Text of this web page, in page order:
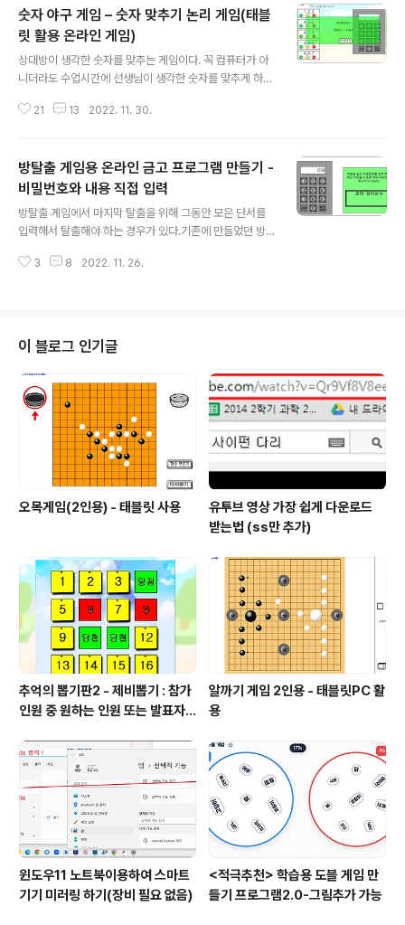
숫자 야구 게임 – 숫자 맞추기 논리 게임(태블
릿 활용 온라인 게임)
상대방이 생각한 숫자를 맞추는 게임이다. 꼭 컴퓨터가 아
니더라도 수업시간에 선생님이 생각한 숫자를 맞추게 하거
접속해서 실행하면 컴퓨터가 생각한 숫자를 맞출 수 있다.
필요하다. https://sciencej.cafe24.com/html5/num
bergame/numbergame.html 보통 숫자 야구게임은
3자리 숫자를 가지고 하는데, 난이도를 높여서 4자리, 5자
시 숫자를 가지고도 할 수 있게 만들었다. 숫자 야구게임 규
칙은 간단하다. 컴퓨터가 생각한 3자리 숫자를 정확하게
맞추면 되는 게임이다. 참여자가 3자리 숫자를 입력하면, ..
21 13 2022. 11. 30.
방탈출 게임용 온라인 금고 프로그램 만들기 -
비밀번호와 내용 직접 입력
방탈출 게임에서 마지막 탈출을 위해 그동안 모은 단서를
입력해서 탈출해야 하는 경우가 있다.기존에 만들었던 방
때문에 사용에 한계가 있었다.그래서 금고 비밀번호와 내
접 만들 수 있다. 아래 링크에 접속해서 만들면 된다. http
s://sciencej.cafe24.com/html5/secretvault/Secr
etvaultonmaker.html 비밀번호와 비밀번호를 눌렀을
때 나올 내용이나 암호를 입력하고, 틀린 비밀번호를 눌렀
을 때 보여줄 문구도 입력한다.다 입력했으면 만들기를 눌
러 나온..
3 8 2022. 11. 26.
이 블로그 인기글
오목게임(2인용) - 태블릿 사용
유투브 영상 가장 쉽게 다운로드
받는법 (ss만 추가)
추억의 뽑기판2 - 제비뽑기 : 참가
인원 중 원하는 인원 또는 발표자
알까기 게임 2인용 - 태블릿PC 활
용
윈도우11 노트북이용하여 스마트
기기 미러링 하기(장비 필요 없음)
<적극추천> 학습용 도블 게임 만
들기 프로그램2.0-그림추가 가능